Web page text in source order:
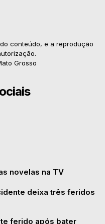
conteúdo, e a reprodução
Grosso
novelas na TV
deixa três feridos
ferido após bater